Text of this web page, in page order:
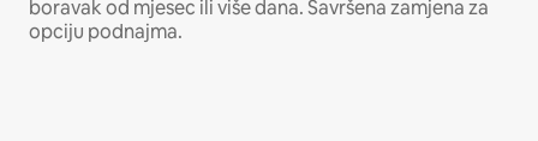
boravak od mjesec ili više dana. Savršena zamjena za
opciju podnajma.